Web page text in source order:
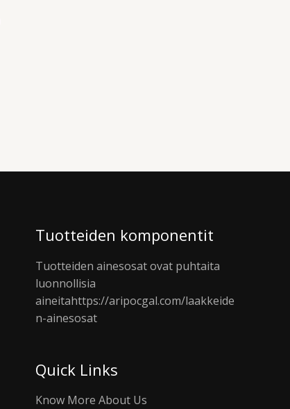
Tuotteiden komponentit
Tuotteiden ainesosat ovat puhtaita
luonnollisia
aineitahttps://aripocgal.com/laakkeide
n-ainesosat
Quick Links
Know More About Us